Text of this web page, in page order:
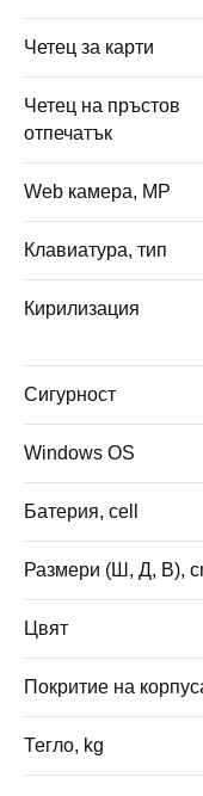
Четец за карти
Четец на пръстов
отпечатък
Web камера, MP
Клавиатура, тип
Кирилизация
Сигурност
Windows OS
Батерия, cell
Размери (Ш, Д, В),
Цвят
Покритие на
Тегло, kg